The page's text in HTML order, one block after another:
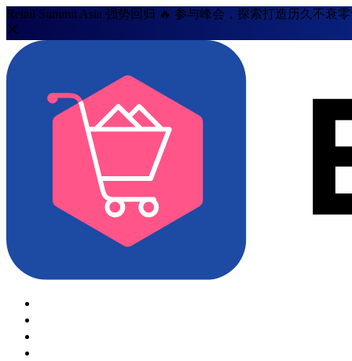
Retail Summit Asia 强势回归 🔥 参与峰会，探索打造历久不衰